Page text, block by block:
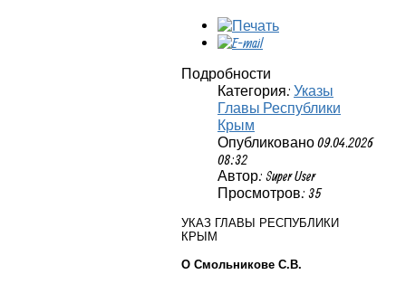
Подробности
Категория: Указы
Главы Республики
Крым
Опубликовано 09.04.2026
08:32
Автор: Super User
Просмотров: 35
УКАЗ ГЛАВЫ РЕСПУБЛИКИ
КРЫМ
О Смольникове С.В.